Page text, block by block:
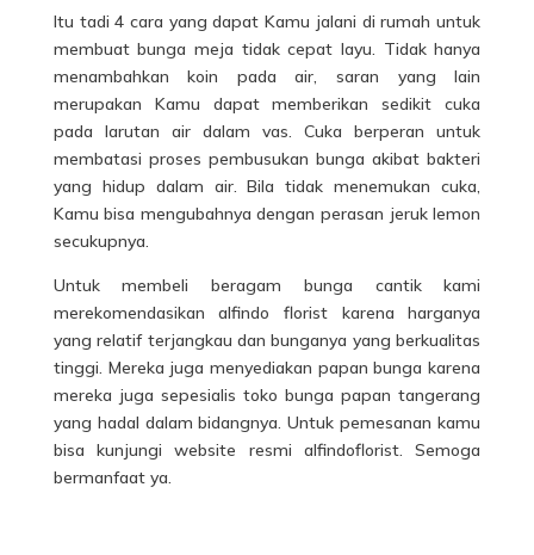
Itu tadi 4 cara yang dapat Kamu jalani di rumah untuk
membuat bunga meja tidak cepat layu. Tidak hanya
menambahkan koin pada air, saran yang lain
merupakan Kamu dapat memberikan sedikit cuka
pada larutan air dalam vas. Cuka berperan untuk
membatasi proses pembusukan bunga akibat bakteri
yang hidup dalam air. Bila tidak menemukan cuka,
Kamu bisa mengubahnya dengan perasan jeruk lemon
secukupnya.
Untuk membeli beragam bunga cantik kami
merekomendasikan alfindo florist karena harganya
yang relatif terjangkau dan bunganya yang berkualitas
tinggi. Mereka juga menyediakan papan bunga karena
mereka juga sepesialis toko bunga papan tangerang
yang hadal dalam bidangnya. Untuk pemesanan kamu
bisa kunjungi website resmi alfindoflorist. Semoga
bermanfaat ya.